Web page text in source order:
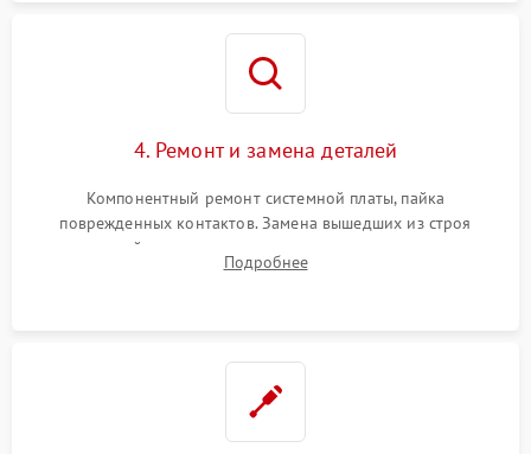
4. Ремонт и замена деталей
Компонентный ремонт системной платы, пайка
поврежденных контактов. Замена вышедших из строя
двигателей, изношенного аккумулятора, неисправного
лидара или помпы подачи воды. Восстановление шлейфов и
Подробнее